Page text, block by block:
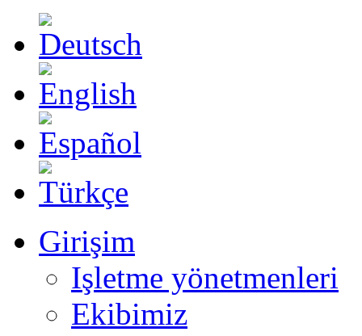
Girişim
Işletme yönetmenleri
Ekibimiz